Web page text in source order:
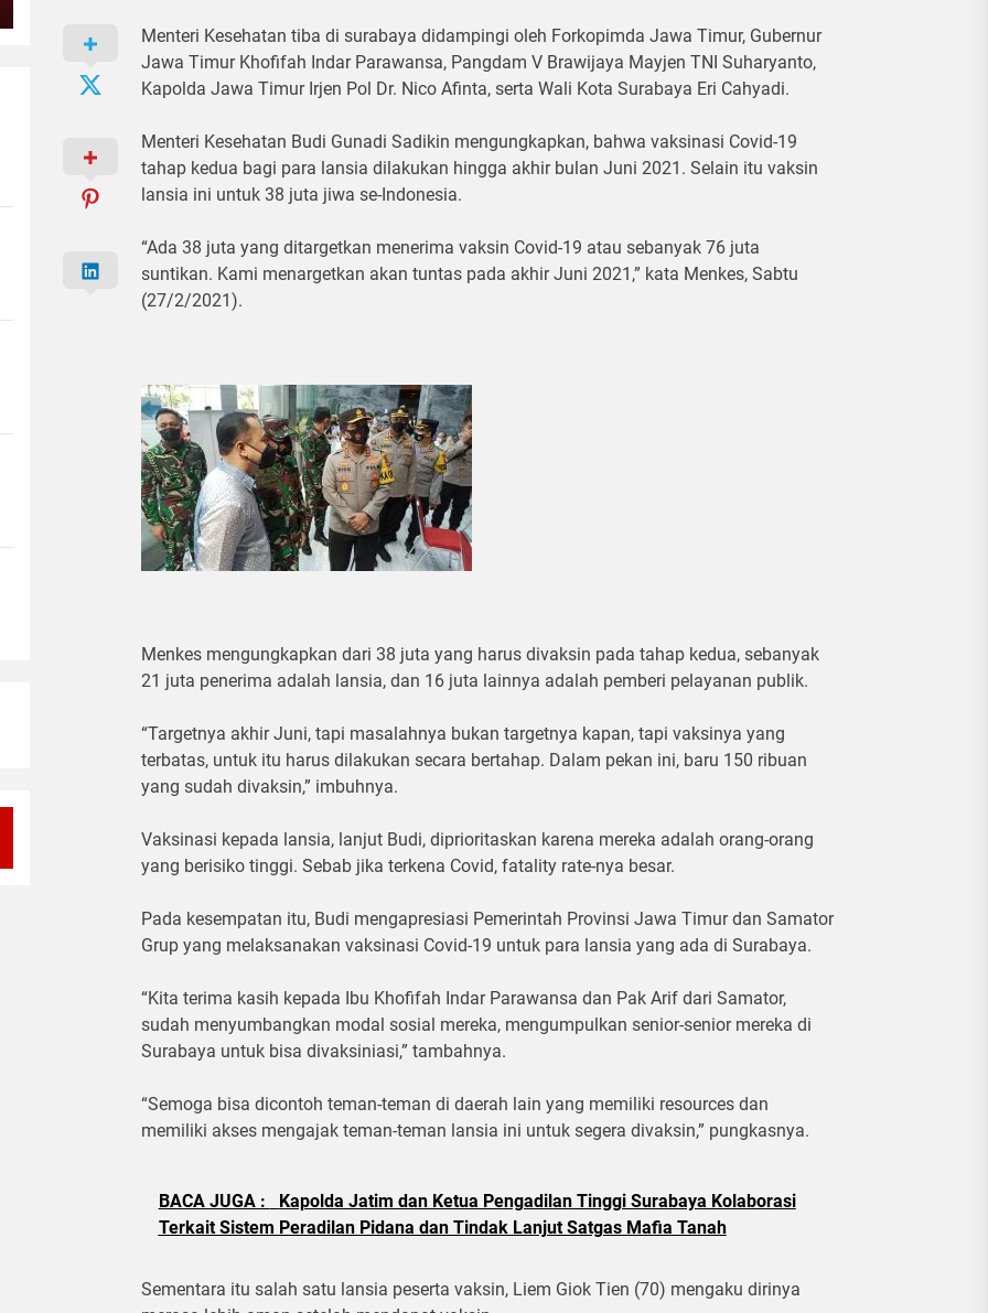
Menteri Kesehatan tiba di surabaya didampingi oleh Forkopimda Jawa Timur, Gubernur
Jawa Timur Khofifah Indar Parawansa, Pangdam V Brawijaya Mayjen TNI Suharyanto,
Kapolda Jawa Timur Irjen Pol Dr. Nico Afinta, serta Wali Kota Surabaya Eri Cahyadi.
Menteri Kesehatan Budi Gunadi Sadikin mengungkapkan, bahwa vaksinasi Covid-19
tahap kedua bagi para lansia dilakukan hingga akhir bulan Juni 2021. Selain itu vaksin
lansia ini untuk 38 juta jiwa se-Indonesia.
“Ada 38 juta yang ditargetkan menerima vaksin Covid-19 atau sebanyak 76 juta
suntikan. Kami menargetkan akan tuntas pada akhir Juni 2021,” kata Menkes, Sabtu
(27/2/2021).
Menkes mengungkapkan dari 38 juta yang harus divaksin pada tahap kedua, sebanyak
21 juta penerima adalah lansia, dan 16 juta lainnya adalah pemberi pelayanan publik.
“Targetnya akhir Juni, tapi masalahnya bukan targetnya kapan, tapi vaksinya yang
terbatas, untuk itu harus dilakukan secara bertahap. Dalam pekan ini, baru 150 ribuan
yang sudah divaksin,” imbuhnya.
Vaksinasi kepada lansia, lanjut Budi, diprioritaskan karena mereka adalah orang-orang
yang berisiko tinggi. Sebab jika terkena Covid, fatality rate-nya besar.
Pada kesempatan itu, Budi mengapresiasi Pemerintah Provinsi Jawa Timur dan Samator
Grup yang melaksanakan vaksinasi Covid-19 untuk para lansia yang ada di Surabaya.
“Kita terima kasih kepada Ibu Khofifah Indar Parawansa dan Pak Arif dari Samator,
sudah menyumbangkan modal sosial mereka, mengumpulkan senior-senior mereka di
Surabaya untuk bisa divaksiniasi,” tambahnya.
“Semoga bisa dicontoh teman-teman di daerah lain yang memiliki resources dan
memiliki akses mengajak teman-teman lansia ini untuk segera divaksin,” pungkasnya.
BACA JUGA :
Kapolda Jatim dan Ketua Pengadilan Tinggi Surabaya Kolaborasi
Terkait Sistem Peradilan Pidana dan Tindak Lanjut Satgas Mafia Tanah
Sementara itu salah satu lansia peserta vaksin, Liem Giok Tien (70) mengaku dirinya